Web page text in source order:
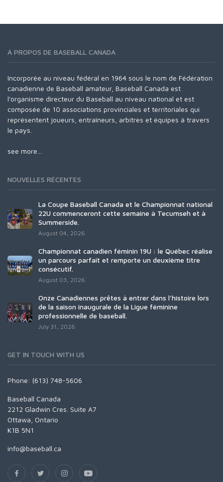
À PROPOS DE BASEBALL CANADA
Incorporée au niveau fédéral en 1964 sous le nom de Fédération
canadienne de Baseball amateur, Baseball Canada est
l'organisme directeur du Baseball au niveau national et est
composée de 10 associations provinciales et territoriales qui
représentent joueurs, entraîneurs, arbitres et équipes à travers
le pays.
see more...
NOUVELLES RÉCENTES
La Coupe Baseball Canada et le Championnat national
22U commenceront cette semaine à Tecumseh et à
Summerside.
August 04, 2026
Championnat canadien féminin 19U : le Québec réalise
un parcours parfait et remporte un deuxième titre
consécutif.
August 03, 2026
Onze Canadiennes prêtes à entrer dans l'histoire lors
de la saison inaugurale de la Ligue féminine
professionnelle de baseball.
July 31, 2026
GET IN TOUCH WITH US
Phone: (613) 748-5606
Baseball Canada
2212 Gladwin Cres. Suite A7
Ottawa, Ontario
K1B 5N1
info@baseball.ca